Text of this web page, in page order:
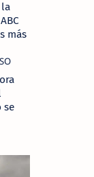
la
más
se